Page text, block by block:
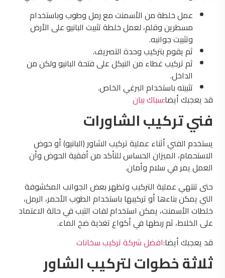
عمل خلطة من الأسمنت مع رمل وطوب وباستخدام
مسطرين وقلم، لعمل خلطة تثبيت البانيو على الأرض
وتثبيت جوانبه.
ثم يقوم بتركيب وحدة التصريف.
ثم تركيب غطاء من النيكل على فتحة البانيو ولكن من
الداخل.
تثبيته باستخدام البرغي الخاص.
قد يعجبك أيضا:سباك بيان
فني تركيب الشاورات
يستخدم الفني أثناء عملية تركيب الشاور (البانيو) أو حوض
الاستحمام، الميزان الحساس للتأكد من أفقية الحوض وأن
العمل يمر في سلام وأمان.
حتى تنتهي عملية التركيب وتظهر بعض الجوانب المكشوفة
التي يمكن بناءها أو تركيبها باستخدام الطوب الأحمر، الرمل،
خلطات الأسمنت، يمكن استخدام لفات التيب في حالة الاعتماد
على الخلاط، ثم ربطها في أكواع تغذية ضخ الماء.
قد يعجبك أيضا:افضل شركة تركيب سخانات
ثلاثة خطوات لتركيب الشاور